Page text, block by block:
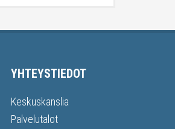
YHTEYSTIEDOT
Keskuskanslia
Palvelutalot